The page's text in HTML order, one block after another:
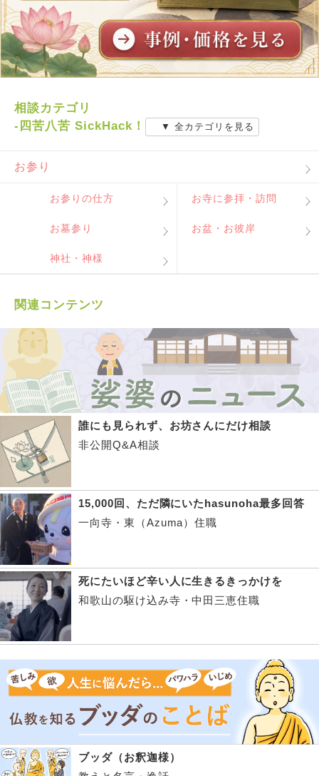
相談カテゴリ
-四苦八苦 SickHack！
▼ 全カテゴリを見る
お参り
お参りの仕方 お寺に参拝・訪問
お墓参り お盆・お彼岸
神社・神様
関連コンテンツ
誰にも見られず、お坊さんにだけ相談
非公開Q&A相談
15,000回、ただ隣にいたhasunoha最多回答
一向寺・東（Azuma）住職
死にたいほど辛い人に生きるきっかけを
和歌山の駆け込み寺・中田三恵住職
ブッダ（お釈迦様）